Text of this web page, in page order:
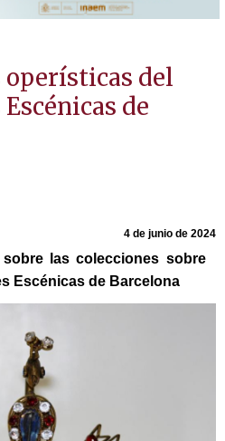
operísticas del
de
4 de junio de 2024
las colecciones sobre
Escénicas de Barcelona